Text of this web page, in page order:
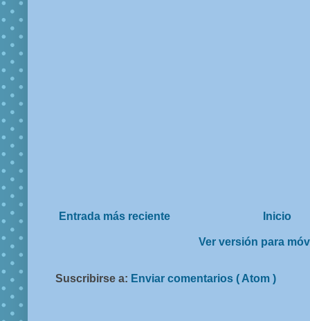
Entrada más reciente Inicio
Ver versión para
Suscribirse a: Enviar comentarios ( Atom )